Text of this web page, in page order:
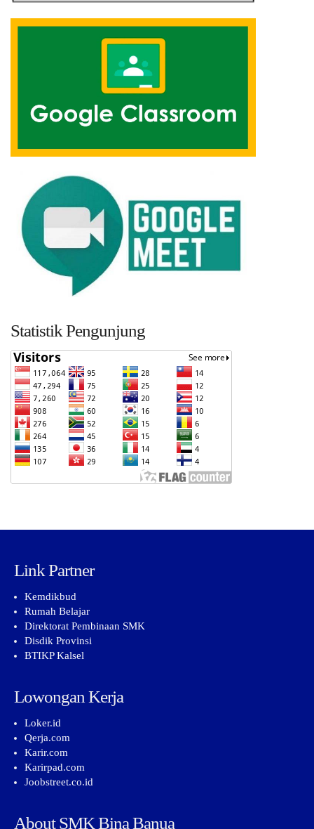
Statistik Pengunjung
Link Partner
Kemdikbud
Rumah Belajar
Direktorat Pembinaan SMK
Disdik Provinsi
BTIKP Kalsel
Lowongan Kerja
Loker.id
Qerja.com
Karir.com
Karirpad.com
Joobstreet.co.id
About SMK Bina Banua